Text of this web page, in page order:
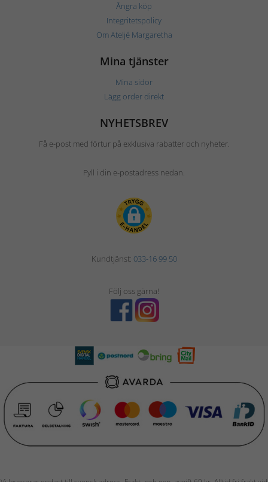
Ångra köp
Integritetspolicy
Om Ateljé Margaretha
Mina tjänster
Mina sidor
Lägg order direkt
NYHETSBREV
Få e-post med förtur på exklusiva rabatter och nyheter.
Fyll i din e-postadress nedan.
Kundtjänst: 033-16 99 50
Följ oss gärna!